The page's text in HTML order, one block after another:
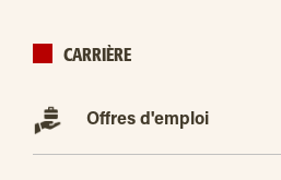
CARRIÈRE
Offres d'emploi